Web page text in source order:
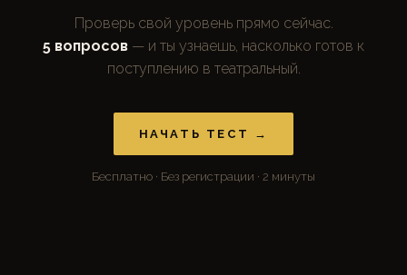
Проверь свой уровень прямо сейчас.
5 вопросов — и ты узнаешь, насколько готов к
поступлению в театральный.
НАЧАТЬ ТЕСТ →
Бесплатно · Без регистрации · 2 минуты